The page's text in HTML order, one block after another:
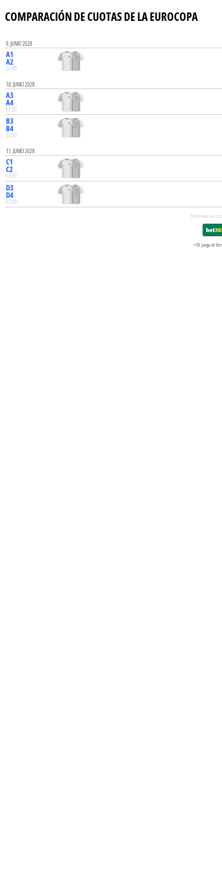
COMPARACIÓN DE CUOTAS DE LA EUROCOPA
9. JUNIO 2028
A1
A2
02:00
10. JUNIO 2028
A3
A4
02:00
B3
B4
02:00
11. JUNIO 2028
C1
C2
02:00
D3
D4
02:00
Mostrando las
+18. Juega de